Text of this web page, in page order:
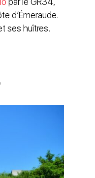
d’Émeraude.
ses huîtres.